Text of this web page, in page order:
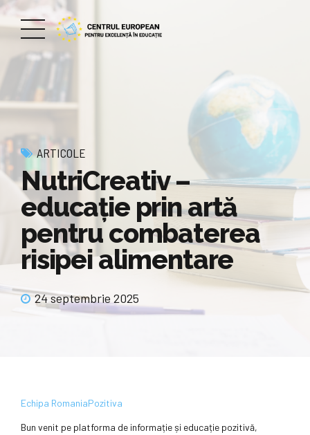
ARTICOLE
NutriCreativ –
educație prin artă
pentru combaterea
risipei alimentare
24 septembrie 2025
Echipa RomaniaPozitiva
Bun venit pe platforma de informație și educație pozitivă,